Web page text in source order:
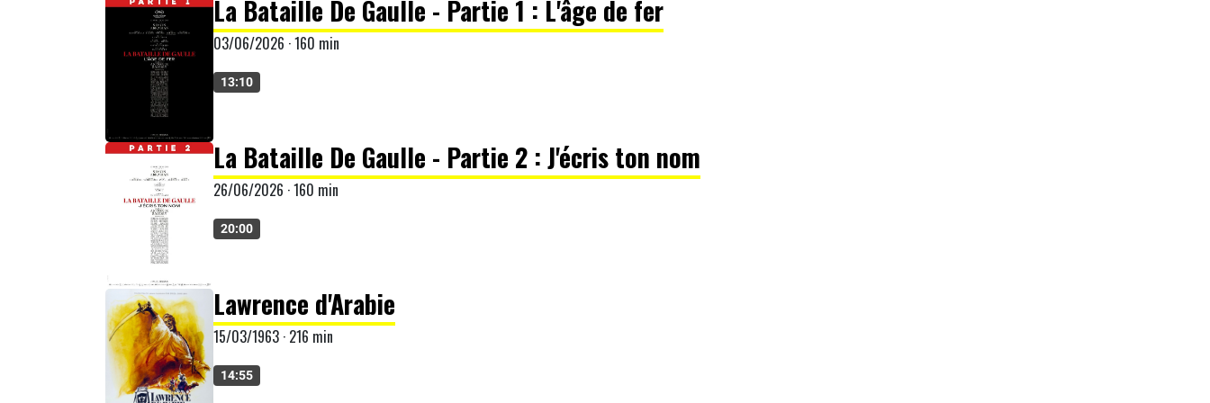
La Bataille De Gaulle - Partie 1 : L'âge de fer
03/06/2026 · 160 min
13:10
La Bataille De Gaulle - Partie 2 : J'écris ton nom
26/06/2026 · 160 min
20:00
Lawrence d'Arabie
15/03/1963 · 216 min
14:55